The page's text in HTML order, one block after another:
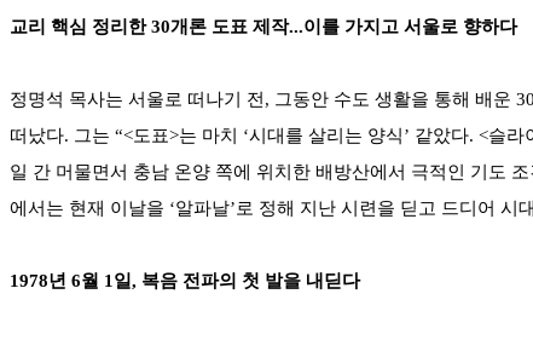
교리 핵심 정리한 30개론 도표 제작...이를 가지고 서울로 향하다
정명석 목사는 서울로 떠나기 전, 그동안 수도 생활을 통해 배운
떠났다. 그는 “<도표>는 마치 ‘시대를 살리는 양식’ 같았다. <슬
일 간 머물면서 충남 온양 쪽에 위치한 배방산에서 극적인 기도
에서는 현재 이날을 ‘알파날’로 정해 지난 시련을 딛고 드디어
1978년 6월 1일, 복음 전파의 첫 발을 내딛다